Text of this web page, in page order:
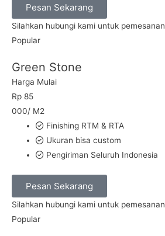
Pesan Sekarang
Silahkan hubungi kami untuk pemesanan
Popular
Green Stone
Harga Mulai
Rp 85
000/ M2
Finishing RTM & RTA
Ukuran bisa custom
Pengiriman Seluruh Indonesia
Pesan Sekarang
Silahkan hubungi kami untuk pemesanan
Popular